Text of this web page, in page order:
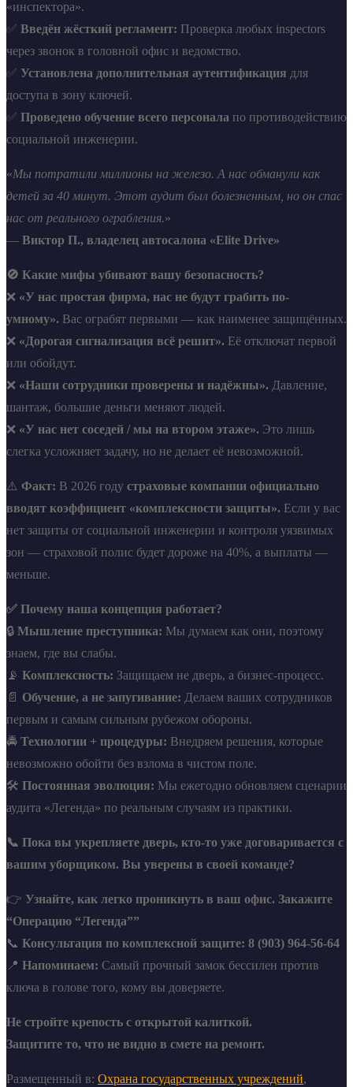
«инспектора».
✅ Введён жёсткий регламент: Проверка любых inspectors
через звонок в головной офис и ведомство.
✅ Установлена дополнительная аутентификация для
доступа в зону ключей.
✅ Проведено обучение всего персонала по противодействию
социальной инженерии.
«Мы потратили миллионы на железо. А нас обманули как
детей за 40 минут. Этот аудит был болезненным, но он спас
нас от реального ограбления.»
— Виктор П., владелец автосалона «Elite Drive»
🚫 Какие мифы убивают вашу безопасность?
❌ «У нас простая фирма, нас не будут грабить по-
умному». Вас ограбят первыми — как наименее защищённых.
❌ «Дорогая сигнализация всё решит». Её отключат первой
или обойдут.
❌ «Наши сотрудники проверены и надёжны». Давление,
шантаж, большие деньги меняют людей.
❌ «У нас нет соседей / мы на втором этаже». Это лишь
слегка усложняет задачу, но не делает её невозможной.
⚠️ Факт: В 2026 году страховые компании официально
вводят коэффициент «комплексности защиты». Если у вас
нет защиты от социальной инженерии и контроля уязвимых
зон — страховой полис будет дороже на 40%, а выплаты —
меньше.
✅ Почему наша концепция работает?
🔒 Мышление преступника: Мы думаем как они, поэтому
знаем, где вы слабы.
📡 Комплексность: Защищаем не дверь, а бизнес-процесс.
📄 Обучение, а не запугивание: Делаем ваших сотрудников
первым и самым сильным рубежом обороны.
🚔 Технологии + процедуры: Внедряем решения, которые
невозможно обойти без взлома в чистом поле.
🛠️ Постоянная эволюция: Мы ежегодно обновляем сценарии
аудита «Легенда» по реальным случаям из практики.
📞 Пока вы укрепляете дверь, кто-то уже договаривается с
вашим уборщиком. Вы уверены в своей команде?
👉 Узнайте, как легко проникнуть в ваш офис. Закажите
“Операцию “Легенда””
📞 Консультация по комплексной защите: 8 (903) 964-56-64
📍 Напоминаем: Самый прочный замок бессилен против
ключа в голове того, кому вы доверяете.
Не стройте крепость с открытой калиткой.
Защитите то, что не видно в смете на ремонт.
Размещенный в: Охрана государственных учреждений,